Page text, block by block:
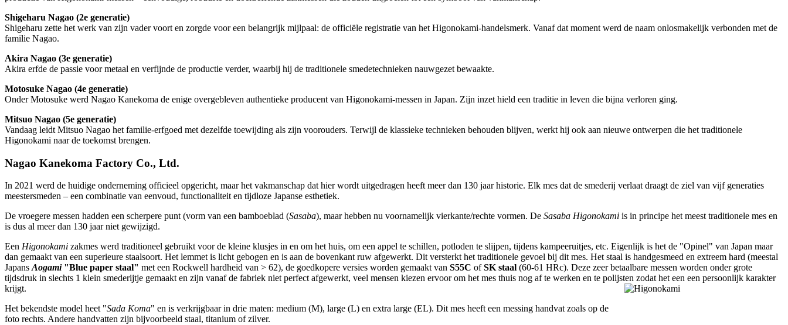
Shigeharu Nagao (2e generatie)
Shigeharu zette het werk van zijn vader voort en zorgde voor een belangrijk mijlpaal: de officiële registratie van het Higonokami-handelsmerk. Vanaf dat moment werd de naam onlosmakelijk verbonden met de
familie Nagao.
Akira Nagao (3e generatie)
Akira erfde de passie voor metaal en verfijnde de productie verder, waarbij hij de traditionele smedetechnieken nauwgezet bewaakte.
Motosuke Nagao (4e generatie)
Onder Motosuke werd Nagao Kanekoma de enige overgebleven authentieke producent van Higonokami-messen in Japan. Zijn inzet hield een traditie in leven die bijna verloren ging.
Mitsuo Nagao (5e generatie)
Vandaag leidt Mitsuo Nagao het familie-erfgoed met dezelfde toewijding als zijn voorouders. Terwijl de klassieke technieken behouden blijven, werkt hij ook aan nieuwe ontwerpen die het traditionele
Higonokami naar de toekomst brengen.
Nagao Kanekoma Factory Co., Ltd.
In 2021 werd de huidige onderneming officieel opgericht, maar het vakmanschap dat hier wordt uitgedragen heeft meer dan 130 jaar historie. Elk mes dat de smederij verlaat draagt de ziel van vijf generaties
meestersmeden – een combinatie van eenvoud, functionaliteit en tijdloze Japanse esthetiek.
De vroegere messen hadden een scherpere punt (vorm van een bamboeblad (Sasaba), maar hebben nu voornamelijk vierkante/rechte vormen. De Sasaba Higonokami is in principe het meest traditionele mes en
is dus al meer dan 130 jaar niet gewijzigd.
Een Higonokami zakmes werd traditioneel gebruikt voor de kleine klusjes in en om het huis, om een appel te schillen, potloden te slijpen, tijdens kampeeruitjes, etc. Eigenlijk is het de "Opinel" van Japan maar
dan gemaakt van een superieure staalsoort. Het lemmet is licht gebogen en is aan de bovenkant ruw afgewerkt. Dit versterkt het traditionele gevoel bij dit mes. Het staal is handgesmeed en extreem hard (meestal
Japans Aogami"Blue paper staal" met een Rockwell hardheid van > 62), de goedkopere versies worden gemaakt van S55C ofSK staal (60-61 HRc). Deze zeer betaalbare messen worden onder grote
tijdsdruk in slechts 1 klein smederijtje gemaakt en zijn vanaf de fabriek niet perfect afgewerkt, veel mensen kiezen ervoor om het mes thuis nog af te werken en te polijsten zodat het een een persoonlijk karakter
krijgt.
Het bekendste model heet "Sada Koma" en is verkrijgbaar in drie maten: medium (M), large (L) en extra large (EL). Dit mes heeft een messing handvat zoals op de
foto rechts. Andere handvatten zijn bijvoorbeeld staal, titanium of zilver.